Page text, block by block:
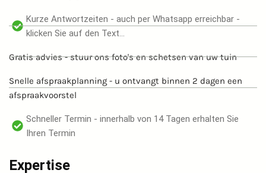
Kurze Antwortzeiten - auch per Whatsapp erreichbar -
klicken Sie auf den Text...
Gratis advies - stuur ons foto's en schetsen van uw tuin
Snelle afspraakplanning - u ontvangt binnen 2 dagen een
afspraakvoorstel
Schneller Termin - innerhalb von 14 Tagen erhalten Sie
Ihren Termin
Expertise